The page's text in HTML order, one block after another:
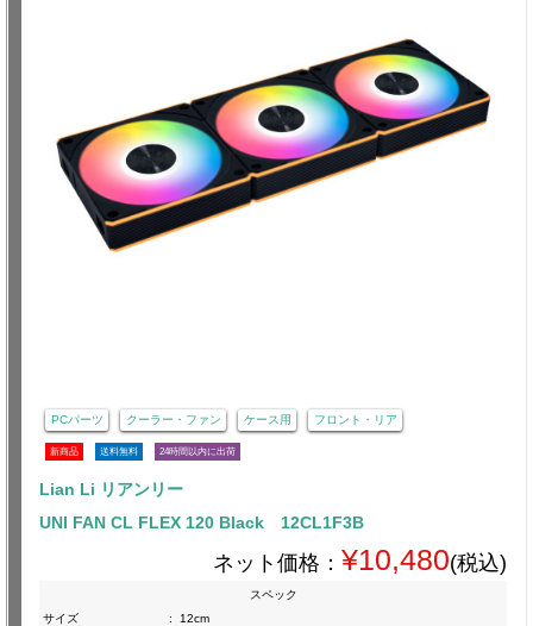
PCパーツ クーラー・ファン ケース用 フロント・リア
新商品 送料無料 24時間以内に出荷
Lian Li リアンリー
UNI FAN CL FLEX 120 Black 12CL1F3B
ネット価格： ¥10,480(税込)
スペック
サイズ
:
12cm